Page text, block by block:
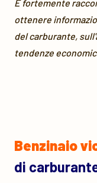
È fortemente
ottenere
del carburante,
tendenze
Benzinaio
di